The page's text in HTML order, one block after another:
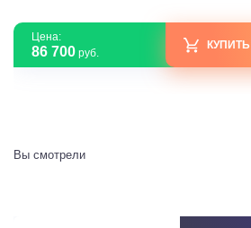
Цена:
86 700 руб.
КУПИТЬ
Вы смотрели